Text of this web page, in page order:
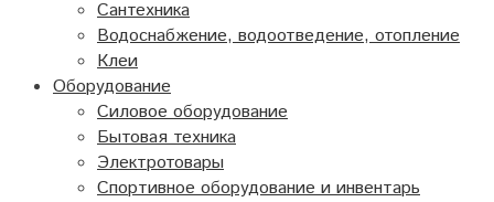
Сантехника
Водоснабжение, водоотведение, отопление
Клеи
Оборудование
Силовое оборудование
Бытовая техника
Электротовары
Спортивное оборудование и инвентарь